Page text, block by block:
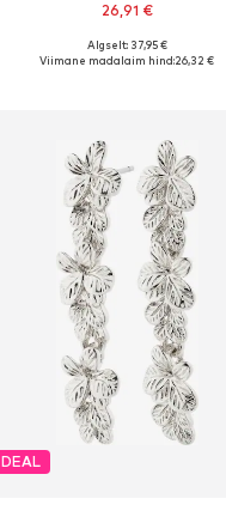
26,91 €
Saadaolevad suurused: One Size
Algselt: 37,95 €
Viimane madalaim hind:26,32 €
DEAL